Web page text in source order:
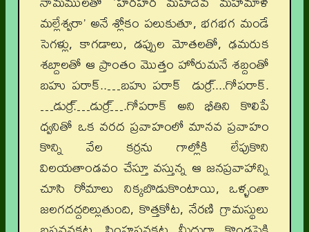
మల్లేశ్వరా’ అనే శ్లోకం పలుకుతూ, భగభగ మండే
సెగళ్లు, కాగడాలు, డప్పుల మోతలతో, ఢమరుక
శబ్దాలతో ఆ ప్రాంతం మొత్తం హోరుమనే శబ్దంతో
బహు పరాక్..…బహు పరాక్ డుర్ర్....గోపరాక్.
…డుర్ర్.…డుర్ర్….గోపరాక్ అని భీతిని కొలిపే
ధ్వనితో ఒక వరద ప్రవాహంలో మానవ ప్రవాహం
కొన్ని వేల కర్రను గాల్లోకి లేపుకొని
విలయతాండవం చేస్తూ వస్తున్న ఆ జనప్రవాహాన్ని
చూసి రోమాలు నిక్కబొడుకొంటాయి, ఒళ్ళంతా
జలగదద్దరిల్లుతుంది, కొత్తకోట, నేరణి గ్రామస్థులు